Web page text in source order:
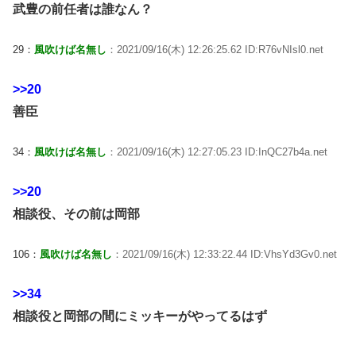
武豊の前任者は誰なん？
29： 風吹けば名無し ：2021/09/16(木) 12:26:25.62 ID:R76vNIsl0.net
>>20
善臣
34： 風吹けば名無し ：2021/09/16(木) 12:27:05.23 ID:InQC27b4a.net
>>20
相談役、その前は岡部
106： 風吹けば名無し ：2021/09/16(木) 12:33:22.44 ID:VhsYd3Gv0.net
>>34
相談役と岡部の間にミッキーがやってるはず